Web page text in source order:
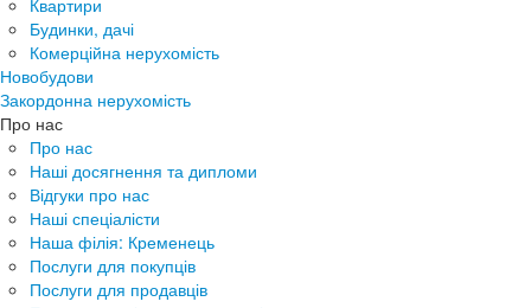
Квартири
Будинки, дачі
Комерційна нерухомість
Новобудови
Закордонна нерухомість
Про нас
Про нас
Наші досягнення та дипломи
Відгуки про нас
Наші спеціалісти
Наша філія: Кременець
Послуги для покупців
Послуги для продавців